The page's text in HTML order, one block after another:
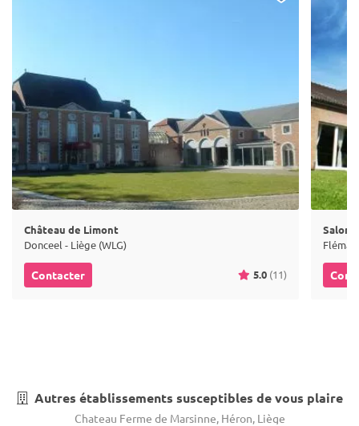
Château de Limont
Donceel - Liège (WLG)
Contacter 5.0 (11)
Autres établissements susceptibles de vous plaire
Chateau Ferme de Marsinne, Héron, Liège